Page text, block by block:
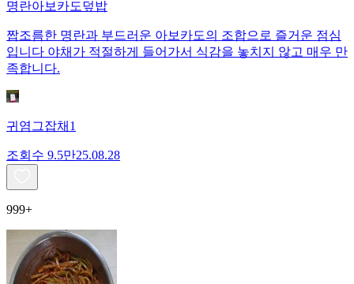
명란아보카도덮밥
짭조름한 명란과 부드러운 아보카도의 조합으로 즐거운 점심
입니다 야채가 적절하게 들어가서 식감을 놓치지 않고 매우 만
족합니다.
귀염그잡채1
조회수 9.5만25.08.28
999+